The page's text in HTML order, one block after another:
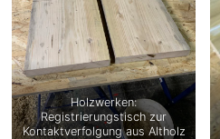
Holzwerken:
Registrierungstisch zur
Kontaktverfolgung aus Altholz